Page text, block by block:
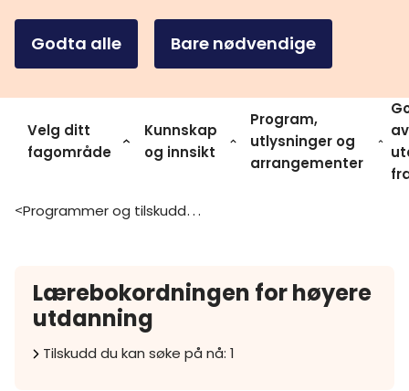
Godta alle Bare nødvendige
Velg ditt
fagområde
Kunnskap
og innsikt
Program,
utlysninger og
arrangementer
av
> Programmer og tilskuddsordninger
Lærebokordningen for høyere
utdanning
Tilskudd du kan søke på nå: 1